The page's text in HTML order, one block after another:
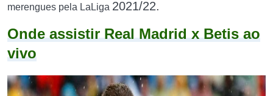
merengues pela LaLiga 2021/22.
Onde assistir Real Madrid x Betis ao
vivo